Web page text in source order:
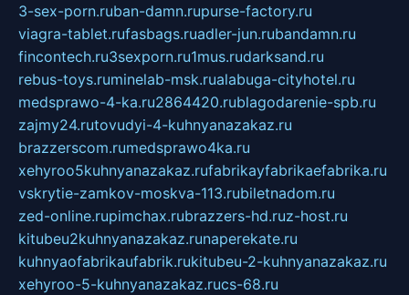
3-sex-porn.ruban-damn.rupurse-factory.ru
viagra-tablet.rufasbags.ruadler-jun.rubandamn.ru
fincontech.ru3sexporn.ru1mus.rudarksand.ru
rebus-toys.ruminelab-msk.rualabuga-cityhotel.ru
medsprawo-4-ka.ru2864420.rublagodarenie-spb.ru
zajmy24.rutovudyi-4-kuhnyanazakaz.ru
brazzerscom.rumedsprawo4ka.ru
xehyroo5kuhnyanazakaz.rufabrikayfabrikaefabrika.ru
vskrytie-zamkov-moskva-113.rubiletnadom.ru
zed-online.rupimchax.rubrazzers-hd.ruz-host.ru
kitubeu2kuhnyanazakaz.runaperekate.ru
kuhnyaofabrikaufabrik.rukitubeu-2-kuhnyanazakaz.ru
xehyroo-5-kuhnyanazakaz.rucs-68.ru